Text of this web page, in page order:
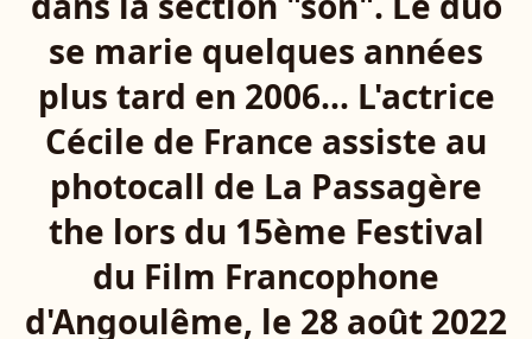
se marie quelques années
plus tard en 2006... L'actrice
Cécile de France assiste au
photocall de La Passagère
the lors du 15ème Festival
du Film Francophone
d'Angoulême, le 28 août 2022